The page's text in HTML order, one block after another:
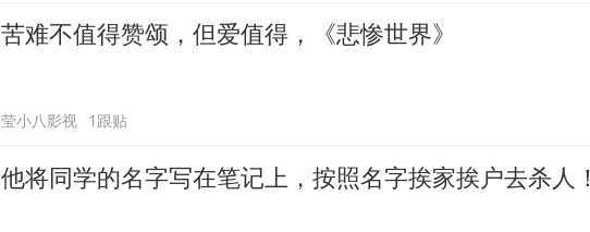
苦难不值得赞颂，但爱值得，《悲惨世界》
莹小八影视 1跟贴
他将同学的名字写在笔记上，按照名字挨家挨户去杀人！